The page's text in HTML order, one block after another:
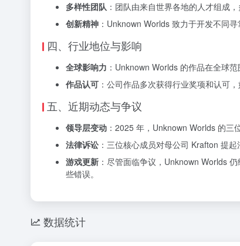
多样性团队 ：团队由来自世界各地的人才组成
创新精神 ：Unknown Worlds 致力于开发不同
四、行业地位与影响
全球影响力 ：Unknown Worlds 的作品在全球
作品认可 ：公司作品多次获得行业奖项和认可
五、近期动态与争议
领导层变动 ：2025 年，Unknown Worlds 的三
法律诉讼 ：三位核心成员对母公司 Krafton 提
游戏更新 ：尽管面临争议，Unknown Worlds
些错误。
数据统计